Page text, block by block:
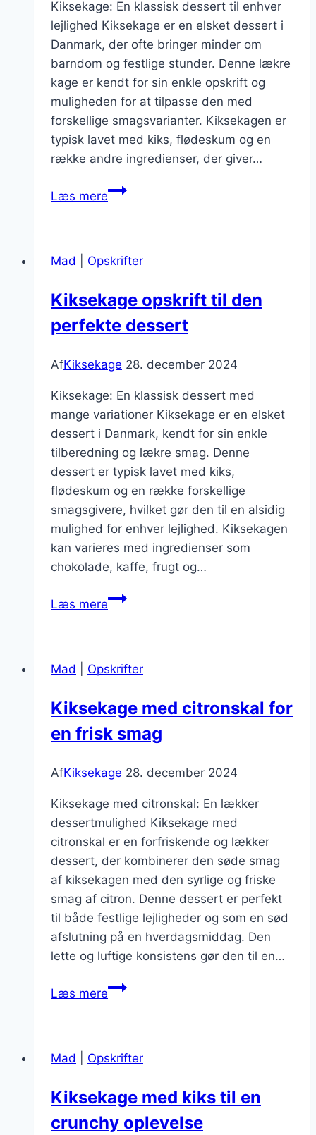
Kiksekage: En klassisk dessert til enhver
lejlighed Kiksekage er en elsket dessert i
Danmark, der ofte bringer minder om
barndom og festlige stunder. Denne lækre
kage er kendt for sin enkle opskrift og
muligheden for at tilpasse den med
forskellige smagsvarianter. Kiksekagen er
typisk lavet med kiks, flødeskum og en
række andre ingredienser, der giver…
Læs mereKiksekage
søde
Mad Opskrifter
Kiksekage opskrift til den
perfekte dessert
AfKiksekage 28. december 2024
Kiksekage: En klassisk dessert med
mange variationer Kiksekage er en elsket
dessert i Danmark, kendt for sin enkle
tilberedning og lækre smag. Denne
dessert er typisk lavet med kiks,
flødeskum og en række forskellige
smagsgivere, hvilket gør den til en alsidig
mulighed for enhver lejlighed. Kiksekagen
kan varieres med ingredienser som
chokolade, kaffe, frugt og…
Læs mereKiksekage
perfekte
Mad Opskrifter
Kiksekage med citronskal for
en frisk smag
AfKiksekage 28. december 2024
Kiksekage med citronskal: En lækker
dessertmulighed Kiksekage med
citronskal er en forfriskende og lækker
dessert, der kombinerer den søde smag
af kiksekagen med den syrlige og friske
smag af citron. Denne dessert er perfekt
til både festlige lejligheder og som en sød
afslutning på en hverdagsmiddag. Den
lette og luftige konsistens gør den til en…
Læs mereKiksekage
en
smag
Mad Opskrifter
Kiksekage med kiks til en
crunchy oplevelse